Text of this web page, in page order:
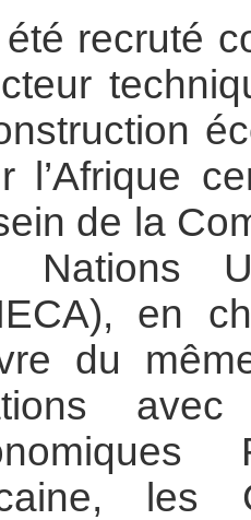
été recruté
l’Afrique
de la
Nations
en
du
avec
les